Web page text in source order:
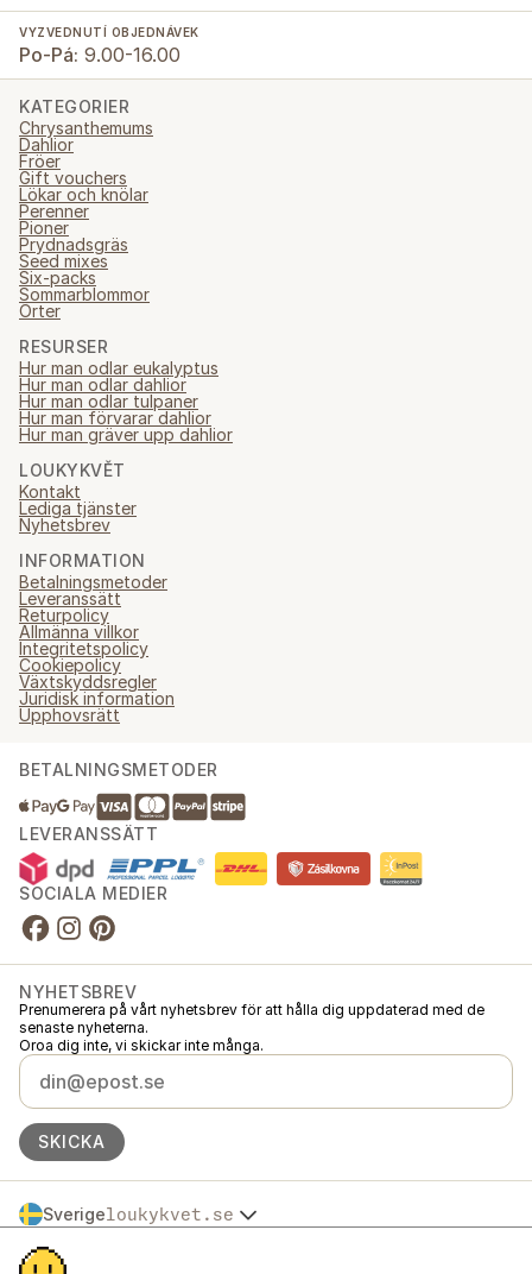
VYZVEDNUTÍ OBJEDNÁVEK
Po-Pá: 9.00-16.00
KATEGORIER
Chrysanthemums
Dahlior
Fröer
Gift vouchers
Lökar och knölar
Perenner
Pioner
Prydnadsgräs
Seed mixes
Six-packs
Sommarblommor
Örter
RESURSER
Hur man odlar eukalyptus
Hur man odlar dahlior
Hur man odlar tulpaner
Hur man förvarar dahlior
Hur man gräver upp dahlior
LOUKYKVĚT
Kontakt
Lediga tjänster
Nyhetsbrev
INFORMATION
Betalningsmetoder
Leveranssätt
Returpolicy
Allmänna villkor
Integritetspolicy
Cookiepolicy
Växtskyddsregler
Juridisk information
Upphovsrätt
BETALNINGSMETODER
LEVERANSSÄTT
SOCIALA MEDIER
NYHETSBREV
Prenumerera på vårt nyhetsbrev för att hålla dig uppdaterad med de
senaste nyheterna.
Oroa dig inte, vi skickar inte många.
SKICKA
Sverigeloukykvet.se
Slovensko
© 2016 →